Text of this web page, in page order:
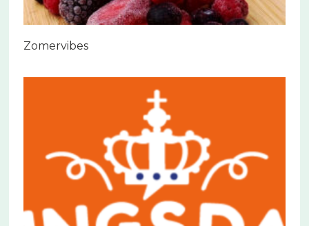
Zomervibes